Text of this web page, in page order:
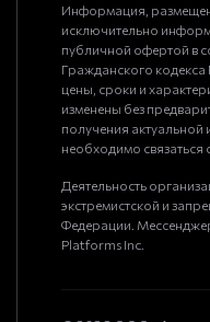
Информация,
исключительно
публичной офертой в
Гражданского
цены, сроки и
изменены без
получения
необходимо связаться
Деятельность
экстремистской и
Федерации.
Platforms Inc.